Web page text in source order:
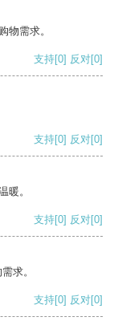
物需求。
支持[0] 反对[0]
支持[0] 反对[0]
暖。
支持[0] 反对[0]
求。
支持[0] 反对[0]